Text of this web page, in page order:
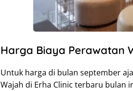
Harga Biaya Perawatan
Untuk harga di bulan september
Wajah di Erha Clinic terbaru bulan